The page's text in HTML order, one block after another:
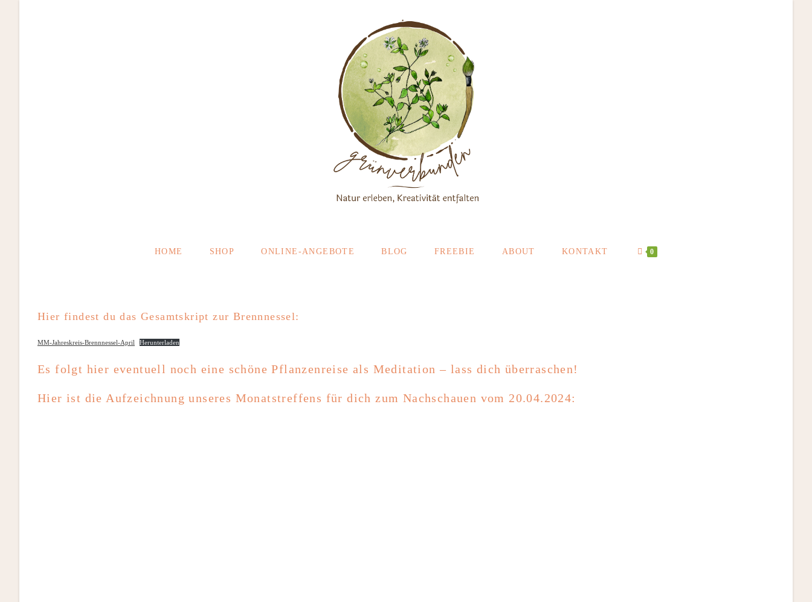
HOME SHOP ONLINE-ANGEBOTE BLOG FREEBIE ABOUT KONTAKT 0
Hier findest du das Gesamtskript zur Brennnessel:
MM-Jahreskreis-Brennnessel-April Herunterladen
Es folgt hier eventuell noch eine schöne Pflanzenreise als Meditation – lass dich überraschen!
Hier ist die Aufzeichnung unseres Monatstreffens für dich zum Nachschauen vom 20.04.2024: